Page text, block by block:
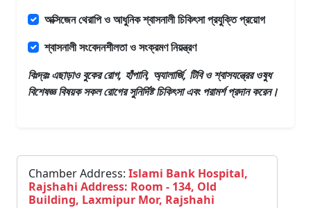
অক্সিজেন থেরাপি ও আধুনিক শ্বাসনালী চিকিৎসা প্রযুক্তি প্রয়োগ
শ্বাসনালী সংবেদনশীলতা ও সংক্রমণ নিয়ন্ত্রণ
বিঃদ্রঃ এছাড়াওবুকের রোগ, হাঁপানি, অ্যালার্জি, টিবি ও শ্বাসযন্ত্রের ওষুধ
বিশেষজ্ঞবিষয়ক সকল রোগের সুনির্দিষ্ট চিকিৎসা এবং পরামর্শ প্রদান করেন।
Chamber Address: Islami Bank Hospital,
Rajshahi Address: Room - 134, Old
Building, Laxmipur Mor, Rajshahi